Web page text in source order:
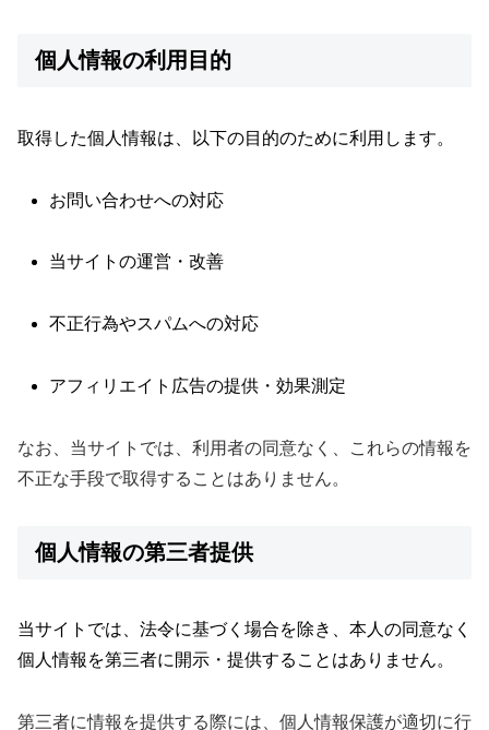
個人情報の利用目的
取得した個人情報は、以下の目的のために利用します。
お問い合わせへの対応
当サイトの運営・改善
不正行為やスパムへの対応
アフィリエイト広告の提供・効果測定
なお、当サイトでは、利用者の同意なく、これらの情報を
不正な手段で取得することはありません。
個人情報の第三者提供
当サイトでは、法令に基づく場合を除き、本人の同意なく
個人情報を第三者に開示・提供することはありません。
第三者に情報を提供する際には、個人情報保護が適切に行